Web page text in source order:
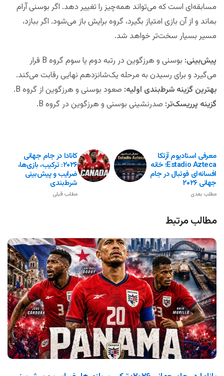
مسابقه‌ای است که می‌تواند همه‌چیز را تغییر دهد. اگر بوسنی آرام
بماند و از آن بازی امتیاز بگیرد، گروه برایش باز می‌شود. اگر ببازد،
مسیر بسیار سخت‌تر خواهد شد.
پیش‌بینی:
بوسنی و هرزگوین در رتبه دوم یا سوم گروه B قرار
می‌گیرد و برای رسیدن به مرحله یک‌شانزدهم نهایی رقابت می‌کند.
بهترین گزینه شرط‌بندی اولیه: صعود بوسنی و هرزگوین از گروه B.
گزینه پرریسک‌تر: صدرنشینی بوسنی و هرزگوین در گروه B.
کانادا در جام جهانی
۲۰۲۶: ترکیب، بازی‌ها،
ضرایب و پیش‌بینی
شرط‌بندی
مطلب قبلی
معرفی استادیوم آزتکا
Estadio Azteca؛ خانه
افسانه‌ای فوتبال در جام
جهانی ۲۰۲۶
مطلب بعدی
مطالب مرتبط